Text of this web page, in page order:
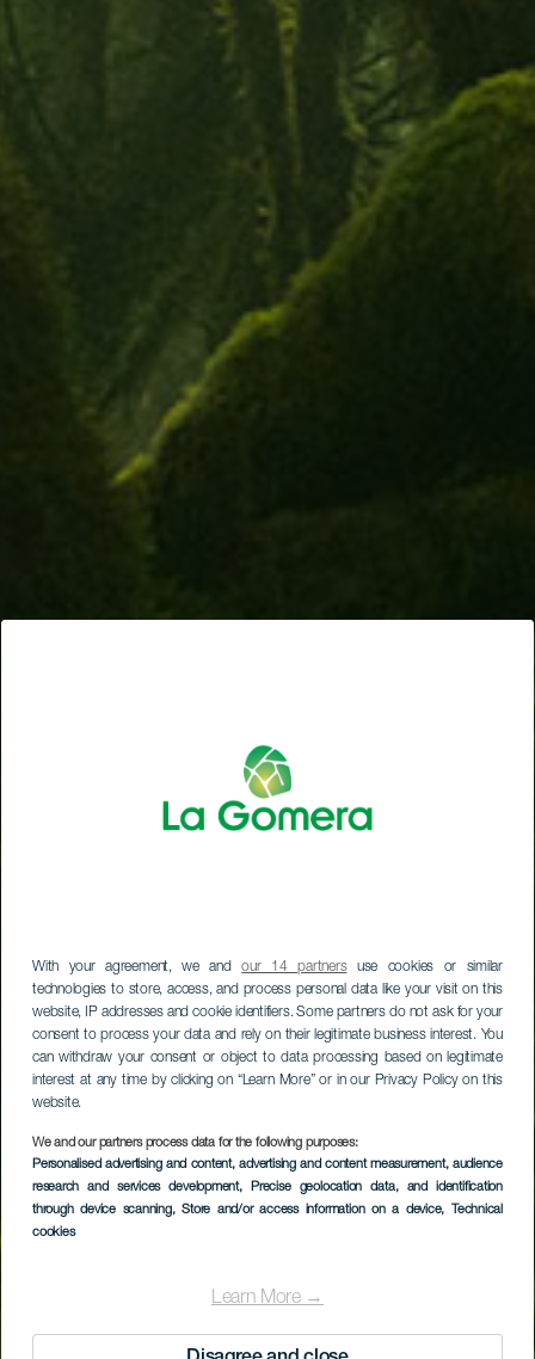
With your agreement, we andour 14 partnersuse cookies or similar
technologies to store, access, and process personal data like your visit on this
website, IP addresses and cookie identifiers. Some partners do not ask for your
consent to process your data and rely on their legitimate business interest. You
can withdraw your consent or object to data processing based on legitimate
interest at any time by clicking on “Learn More” or in our Privacy Policy on this
website.
We and our partners process data for the following purposes:
Personalised advertising and content, advertising and content measurement, audience
research and services development, Precise geolocation data, and identification
through device scanning, Store and/or access information on a device, Technical
cookies
Learn More →